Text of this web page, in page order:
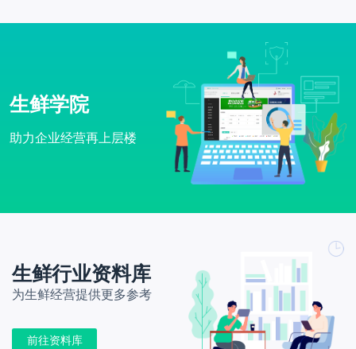
生鲜学院
助力企业经营再上层楼
生鲜行业资料库
为生鲜经营提供更多参考
前往资料库